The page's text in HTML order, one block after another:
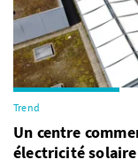
Trend
Un centre
électricité solaire